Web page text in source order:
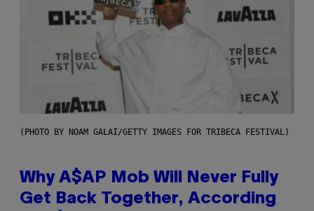
(PHOTO BY NOAM GALAI/GETTY IMAGES FOR TRIBECA FESTIVAL)
Why A$AP Mob Will Never Fully
Get Back Together, According